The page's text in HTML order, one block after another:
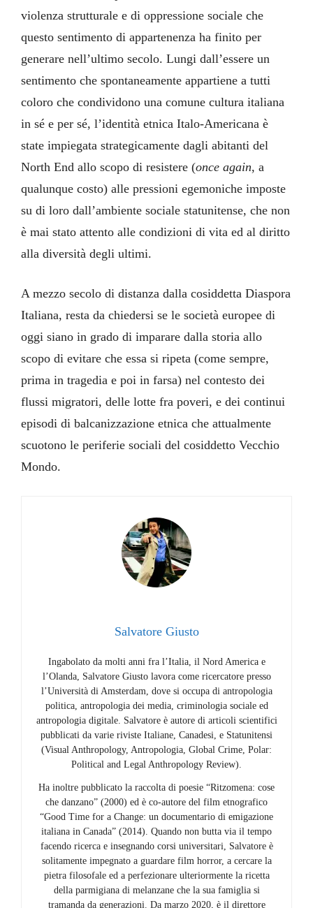
violenza strutturale e di oppressione sociale che
questo sentimento di appartenenza ha finito per
generare nell’ultimo secolo. Lungi dall’essere un
sentimento che spontaneamente appartiene a tutti
coloro che condividono una comune cultura italiana
in sé e per sé, l’identità etnica Italo-Americana è
state impiegata strategicamente dagli abitanti del
North End allo scopo di resistere (once again, a
qualunque costo) alle pressioni egemoniche imposte
su di loro dall’ambiente sociale statunitense, che non
è mai stato attento alle condizioni di vita ed al diritto
alla diversità degli ultimi.
A mezzo secolo di distanza dalla cosiddetta Diaspora
Italiana, resta da chiedersi se le società europee di
oggi siano in grado di imparare dalla storia allo
scopo di evitare che essa si ripeta (come sempre,
prima in tragedia e poi in farsa) nel contesto dei
flussi migratori, delle lotte fra poveri, e dei continui
episodi di balcanizzazione etnica che attualmente
scuotono le periferie sociali del cosiddetto Vecchio
Mondo.
Salvatore Giusto
Ingabolato da molti anni fra l’Italia, il Nord America e
l’Olanda, Salvatore Giusto lavora come ricercatore presso
l’Università di Amsterdam, dove si occupa di antropologia
politica, antropologia dei media, criminologia sociale ed
antropologia digitale. Salvatore è autore di articoli scientifici
pubblicati da varie riviste Italiane, Canadesi, e Statunitensi
(Visual Anthropology, Antropologia, Global Crime, Polar:
Political and Legal Anthropology Review).
Ha inoltre pubblicato la raccolta di poesie “Ritzomena: cose
che danzano” (2000) ed è co-autore del film etnografico
“Good Time for a Change: un documentario di emigazione
italiana in Canada” (2014). Quando non butta via il tempo
facendo ricerca e insegnando corsi universitari, Salvatore è
solitamente impegnato a guardare film horror, a cercare la
pietra filosofale ed a perfezionare ulteriormente la ricetta
della parmigiana di melanzane che la sua famiglia si
tramanda da generazioni. Da marzo 2020, è il direttore